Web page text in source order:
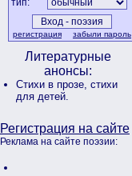
тип:
регистрация забыли пароль
Литературные
анонсы:
Стихи в прозе, стихи
для детей.
Регистрация на сайте
Реклама на сайте поэзии: